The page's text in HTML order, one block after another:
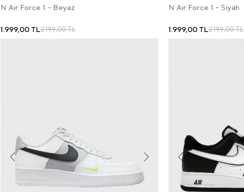
N Air Force 1 – Beyaz
2.199,00 TL
1.999,00 TL
N Air Force 1 – Siyah
2.199,00 TL
1.999,00 TL